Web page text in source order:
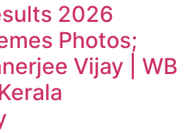
2026
Photos;
Vijay | WB